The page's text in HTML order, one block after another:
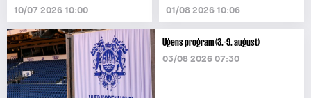
10/07 2026 10:00 01/08 2026 10:06
Ugens program (3.-9. august)
03/08 2026 07:30